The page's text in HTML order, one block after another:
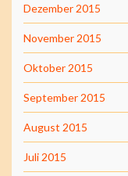
Dezember 2015
November 2015
Oktober 2015
September 2015
August 2015
Juli 2015